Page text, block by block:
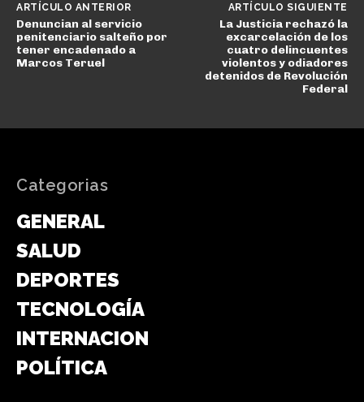
ARTÍCULO ANTERIOR
Denuncian al servicio
penitenciario salteño por
tener encadenado a
Marcos Teruel
ARTÍCULO SIGUIENTE
La Justicia rechazó la
excarcelación de los
cuatro delincuentes
violentos y odiadores
detenidos de Revolución
Federal
Categorias
GENERAL
SALUD
DEPORTES
TECNOLOGÍA
INTERNACIONAL
POLÍTICA